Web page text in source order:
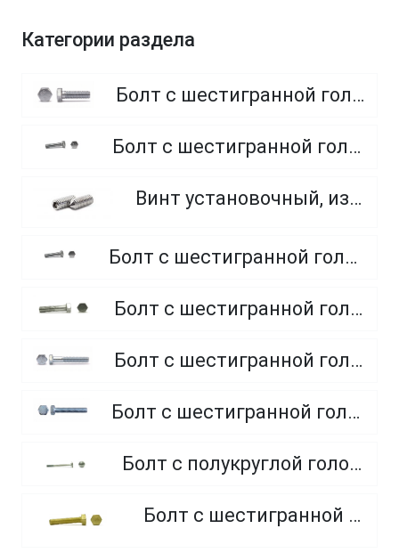
Категории раздела
Болт с шестигранной головкой, полная резьба, класс прочности 8.8
Болт с шестигранной головкой, полная резьба, класс прочности 4.8 и 5.8
Винт установочный, из нержавеющей стали A2
Болт с шестигранной головкой, полная резьба, из нержавеющей стали A2 и A4
Болт с шестигранной головкой, неполная резьба, класс прочности 5.8
Болт с шестигранной головкой, неполная резьба, класс прочности 8.8
Болт с шестигранной головкой, полная резьба, класс прочности 10.9 и 12.9
Болт с полукруглой головкой и квадратным подголовником
Болт с шестигранной головкой, из латуни